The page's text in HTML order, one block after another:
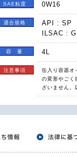
SAE粘度 0W16
適合規格
API : SP
ILSAC :
容 量 4L
注意事項
缶入り容器オ
の変形やごく
ざいません。